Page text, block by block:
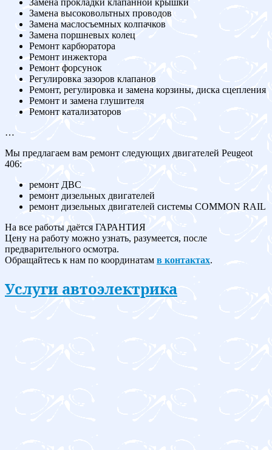
Замена прокладки клапанной крышки
Замена высоковольтных проводов
Замена маслосъемных колпачков
Замена поршневых колец
Ремонт карбюратора
Ремонт инжектора
Ремонт форсунок
Регулировка зазоров клапанов
Ремонт, регулировка и замена корзины, диска сцепления
Ремонт и замена глушителя
Ремонт катализаторов
…
Мы предлагаем вам ремонт следующих двигателей Peugeot
406:
ремонт ДВС
ремонт дизельных двигателей
ремонт дизельных двигателей системы COMMON RAIL
На все работы даётся ГАРАНТИЯ
Цену на работу можно узнать, разумеется, после
предварительного осмотра.
Обращайтесь к нам по координатам в контактах.
Услуги автоэлектрика